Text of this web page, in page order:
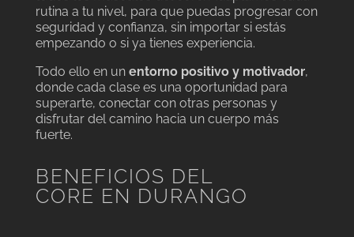
rutina a tu nivel, para que puedas progresar con
seguridad y confianza, sin importar si estás
empezando o si ya tienes experiencia.
Todo ello en un entorno positivo y motivador,
donde cada clase es una oportunidad para
superarte, conectar con otras personas y
disfrutar del camino hacia un cuerpo más
fuerte.
BENEFICIOS DEL
CORE EN DURANGO